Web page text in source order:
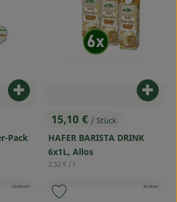
Pack
Produkt zum Warenkorb
, Preis:
15,10 € / Stück
HAFER BARISTA DRINK
6x1L, Allos
, Referenzpreis:
2,52 € / l
, Kontrollstelle:
DE-ÖKO-001
hinzufügen
, Kontrollstelle:
BE-BIO-01